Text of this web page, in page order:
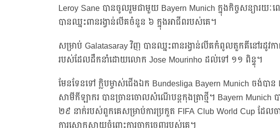
Leroy Sane បានចូលរួមជាមួយ Bayern Munich ក្នុងកិច្ចសន្យារយៈ
បានឈ្នះពានរង្វាន់លីគចំនួន ៦ ក្នុងអាជីពរបស់គេ។
សម្រាប់ Galatasaray វិញ បានឈ្នះពានរង្វាន់លីគកំពូលតួកគីនៅរដូវ
របស់ដែលដឹកនាំដោយលោក Jose Mourinho ដល់ទៅ ១១ ពិន្ទុ។
មែនទែនទៅ ក្លិបម្ចាស់ជើងឯក Bundesliga Bayern Munich ចង់បា
សាមីកីឡាករ បានច្រានចោលសំណើបន្តកុងត្រាថ្មី។ Bayern Munich
២៩ នាក់របស់ពួកគេសម្រាប់ការប្រកួត FIFA Club World Cup ដែលចា